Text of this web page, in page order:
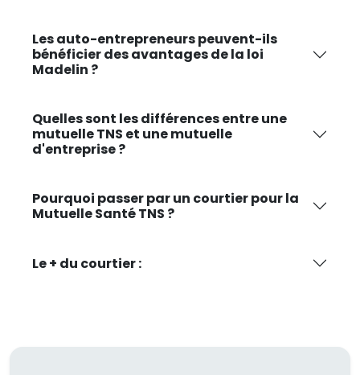
Les auto-entrepreneurs peuvent-ils
bénéficier des avantages de la loi
Madelin ?
Quelles sont les différences entre une
mutuelle TNS et une mutuelle
d'entreprise ?
Pourquoi passer par un courtier pour la
Mutuelle Santé TNS ?
Le + du courtier :